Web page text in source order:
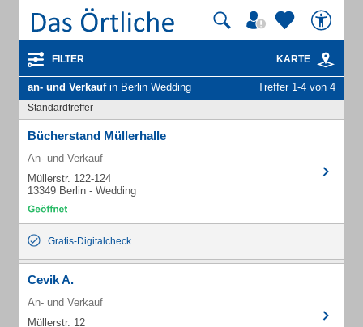
FILTER KARTE
an- und Verkaufin Berlin Wedding Treffer 1-4 von 4
Standardtreffer
Bücherstand Müllerhalle
An- und Verkauf
Müllerstr. 122-124
13349 Berlin - Wedding
Gratis-Digitalcheck
Cevik A.
An- und Verkauf
Müllerstr. 12